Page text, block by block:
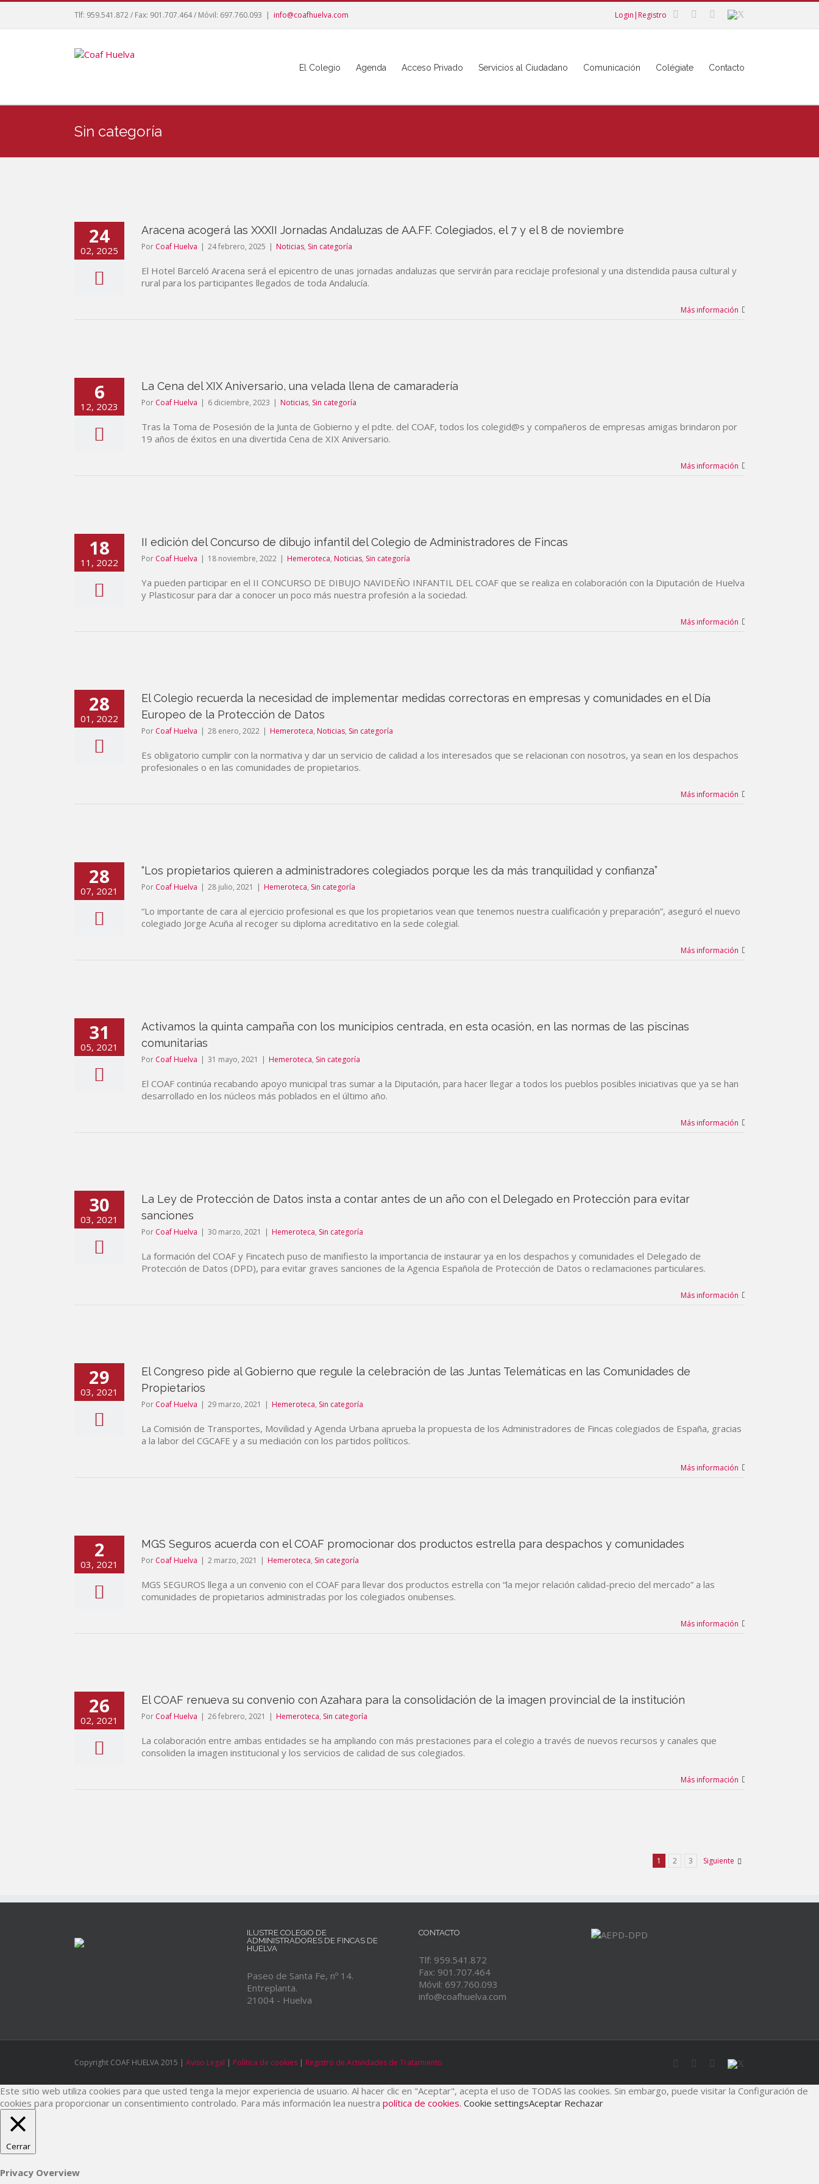
Tlf: 959.541.872 / Fax: 901.707.464 / Móvil: 697.760.093 | info@coafhuelva.com Login|Registro
El Colegio Agenda Acceso Privado Servicios al Ciudadano Comunicación Colégiate Contacto
Sin categoría
24
02, 2025
Aracena acogerá las XXXII Jornadas Andaluzas de AA.FF. Colegiados, el 7 y el 8 de noviembre
Por Coaf Huelva | 24 febrero, 2025 | Noticias, Sin categoría
El Hotel Barceló Aracena será el epicentro de unas jornadas andaluzas que servirán para reciclaje profesional y una distendida pausa cultural y
rural para los participantes llegados de toda Andalucía.
Más información
6
12, 2023
La Cena del XIX Aniversario, una velada llena de camaradería
Por Coaf Huelva | 6 diciembre, 2023 | Noticias, Sin categoría
Tras la Toma de Posesión de la Junta de Gobierno y el pdte. del COAF, todos los colegid@s y compañeros de empresas amigas brindaron por
19 años de éxitos en una divertida Cena de XIX Aniversario.
Más información
18
11, 2022
II edición del Concurso de dibujo infantil del Colegio de Administradores de Fincas
Por Coaf Huelva | 18 noviembre, 2022 | Hemeroteca, Noticias, Sin categoría
Ya pueden participar en el II CONCURSO DE DIBUJO NAVIDEÑO INFANTIL DEL COAF que se realiza en colaboración con la Diputación de Huelva
y Plasticosur para dar a conocer un poco más nuestra profesión a la sociedad.
Más información
28
01, 2022
El Colegio recuerda la necesidad de implementar medidas correctoras en empresas y comunidades en el Día
Europeo de la Protección de Datos
Por Coaf Huelva | 28 enero, 2022 | Hemeroteca, Noticias, Sin categoría
Es obligatorio cumplir con la normativa y dar un servicio de calidad a los interesados que se relacionan con nosotros, ya sean en los despachos
profesionales o en las comunidades de propietarios.
Más información
28
07, 2021
“Los propietarios quieren a administradores colegiados porque les da más tranquilidad y confianza”
Por Coaf Huelva | 28 julio, 2021 | Hemeroteca, Sin categoría
“Lo importante de cara al ejercicio profesional es que los propietarios vean que tenemos nuestra cualificación y preparación”, aseguró el nuevo
colegiado Jorge Acuña al recoger su diploma acreditativo en la sede colegial.
Más información
31
05, 2021
Activamos la quinta campaña con los municipios centrada, en esta ocasión, en las normas de las piscinas
comunitarias
Por Coaf Huelva | 31 mayo, 2021 | Hemeroteca, Sin categoría
El COAF continúa recabando apoyo municipal tras sumar a la Diputación, para hacer llegar a todos los pueblos posibles iniciativas que ya se han
desarrollado en los núcleos más poblados en el último año.
Más información
30
03, 2021
La Ley de Protección de Datos insta a contar antes de un año con el Delegado en Protección para evitar
sanciones
Por Coaf Huelva | 30 marzo, 2021 | Hemeroteca, Sin categoría
La formación del COAF y Fincatech puso de manifiesto la importancia de instaurar ya en los despachos y comunidades el Delegado de
Protección de Datos (DPD), para evitar graves sanciones de la Agencia Española de Protección de Datos o reclamaciones particulares.
Más información
29
03, 2021
El Congreso pide al Gobierno que regule la celebración de las Juntas Telemáticas en las Comunidades de
Propietarios
Por Coaf Huelva | 29 marzo, 2021 | Hemeroteca, Sin categoría
La Comisión de Transportes, Movilidad y Agenda Urbana aprueba la propuesta de los Administradores de Fincas colegiados de España, gracias
a la labor del CGCAFE y a su mediación con los partidos políticos.
Más información
2
03, 2021
MGS Seguros acuerda con el COAF promocionar dos productos estrella para despachos y comunidades
Por Coaf Huelva | 2 marzo, 2021 | Hemeroteca, Sin categoría
MGS SEGUROS llega a un convenio con el COAF para llevar dos productos estrella con “la mejor relación calidad-precio del mercado” a las
comunidades de propietarios administradas por los colegiados onubenses.
Más información
26
02, 2021
El COAF renueva su convenio con Azahara para la consolidación de la imagen provincial de la institución
Por Coaf Huelva | 26 febrero, 2021 | Hemeroteca, Sin categoría
La colaboración entre ambas entidades se ha ampliando con más prestaciones para el colegio a través de nuevos recursos y canales que
consoliden la imagen institucional y los servicios de calidad de sus colegiados.
Más información
1 2 3 Siguiente
ILUSTRE COLEGIO DE
ADMINISTRADORES DE FINCAS DE
HUELVA
Paseo de Santa Fe, nº 14.
Entreplanta.
21004 - Huelva
CONTACTO
Tlf: 959.541.872
Fax: 901.707.464
Móvil: 697.760.093
info@coafhuelva.com
Copyright COAF HUELVA 2015 | Aviso Legal | Política de cookies | Registro de Actividades de Tratamiento
Este sitio web utiliza cookies para que usted tenga la mejor experiencia de usuario. Al hacer clic en "Aceptar", acepta el uso de TODAS las cookies. Sin embargo, puede visitar la Configuración de
cookies para proporcionar un consentimiento controlado. Para más información lea nuestra política de cookies. Cookie settingsAceptar Rechazar
Cerrar
Privacy Overview